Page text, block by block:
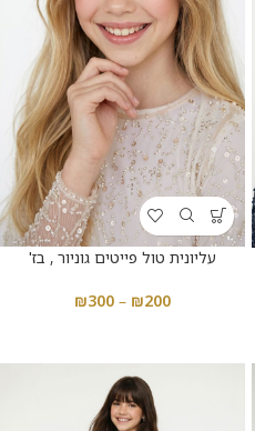
עליונית טול פייטים גוניור , בז'
₪200
–
₪300